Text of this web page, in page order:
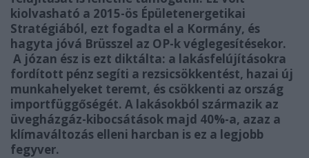
kiolvasható a 2015-ös Épületenergetikai
Stratégiából, ezt fogadta el a Kormány, és
hagyta jóvá Brüsszel az OP-k véglegesítésekor.
A józan ész is ezt diktálta: a lakásfelújításokra
fordított pénz segíti a rezsicsökkentést, hazai új
munkahelyeket teremt, és csökkenti az ország
importfüggőségét. A lakásokból származik az
üvegházgáz-kibocsátások majd 40%-a, azaz a
klímaváltozás elleni harcban is ez a legjobb
fegyver.